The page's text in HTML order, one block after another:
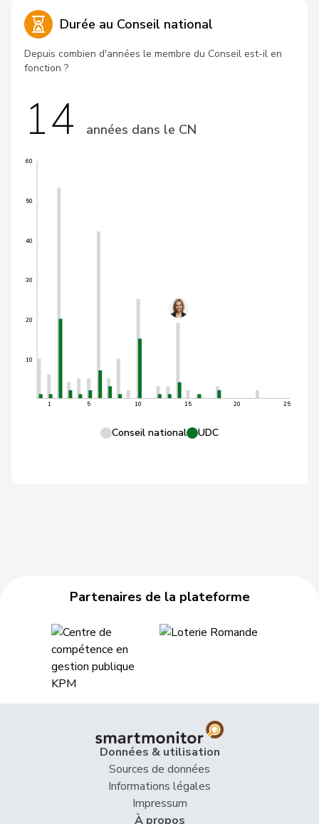
Durée au Conseil national
Depuis combien d'années le membre du Conseil est-il en
fonction ?
14 années dans le CN
10
20
30
40
50
60
1 5 10 15 20 25
Conseil national UDC
Partenaires de la plateforme
Données & utilisation
Sources de données
Informations légales
Impressum
À propos